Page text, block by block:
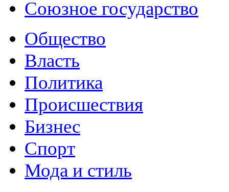
Союзное государство
Общество
Власть
Политика
Происшествия
Бизнес
Спорт
Мода и стиль